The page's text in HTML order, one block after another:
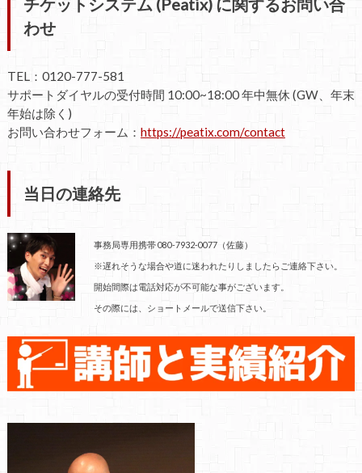
チケットシステム (Peatix) に関するお問い合
わせ
TEL：0120-777-581
サポートダイヤルの受付時間 10:00~18:00 年中無休 (GW、年末
年始は除く)
お問い合わせフォーム： https://peatix.com/contact
当日の連絡先
事務局専用携帯 080-7932-0077（佐藤）
※遅れそうな場合や道に迷われたりしましたらご連絡下さい。
開始間際は電話対応が不可能な事がございます。
その際には、ショートメールで送信下さい。